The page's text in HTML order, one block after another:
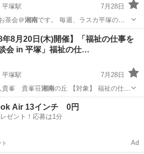
平塚駅
7月28日
茶会＠湘南です。 毎週、ラスカ平塚の
ワークショップ 湘南
年8月20日(木)開催】「福祉の仕事を
会 in 平塚」福祉の仕…
平塚駅
7月28日
貴峯 貴峯荘湘南の丘 【対象】 福祉の仕事
駅 セミナー 人材
Air 13インチ 0円
ゼント！応募は1分
Ad